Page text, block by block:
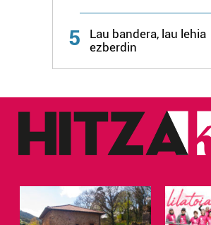
5
Lau bandera, lau lehia
ezberdin